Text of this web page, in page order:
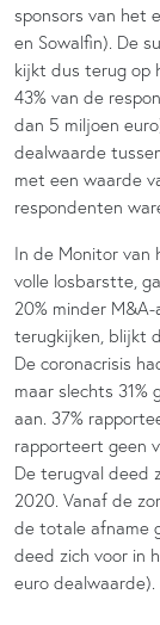
sponsors van het
en Sowalfin). De
kijkt dus terug op
43% van de
dan 5 miljoen
dealwaarde
met een waarde
respondenten
In de Monitor van
volle losbarstte,
20% minder
terugkijken, blijkt
De coronacrisis
maar slechts
aan. 37%
rapporteert geen
De terugval deed
2020. Vanaf de
de totale afname
deed zich voor in
euro dealwaarde).